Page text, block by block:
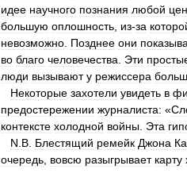
идее научного познания любой
большую оплошность из-за
невозможно Позднее они
во благо человечества Эти
люди вызывают у режиссера
Некоторые захотели увидеть в
предостережении журналиста: «
контексте холодной войны Эта
N В Блестящий ремейк Джона
очередь вовсю разыгрывает карту